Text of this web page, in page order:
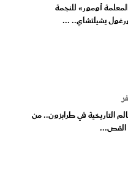
أومور» للنجمة
يشيلتشاي.. ...
التاريخية في طرابزون.. من
القص...